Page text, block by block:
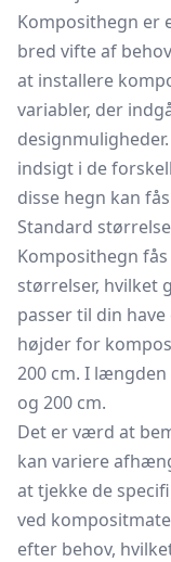
Komposithegn er
bred vifte af
at installere
variabler, der
indsigt i de
disse hegn kan
Standard
Komposithegn
størrelser, hvilket
passer til din
højder for
200 cm. I
og 200 cm.
Det er værd at
kan variere
at tjekke de
ved
efter behov,